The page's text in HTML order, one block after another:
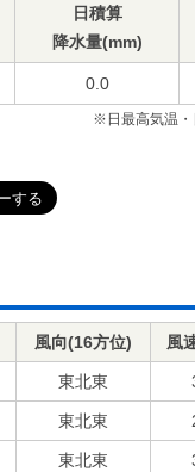
日積算
降水量(mm)
0.0
※日最高気温・
風向(16方位) 風
東北東
東北東
東北東